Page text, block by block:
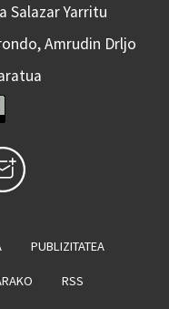
Salazar Yarritu
Amrudin Drljo
PUBLIZITATEA
RSS